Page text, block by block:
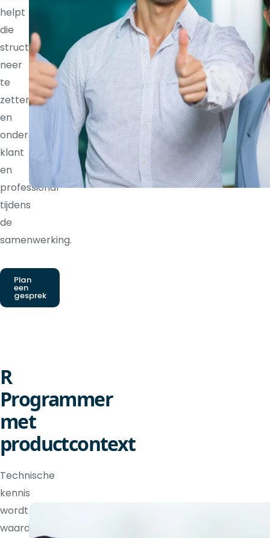
helpt
die
structuur
neer
te
zetten
en
ondersteunt
klant
en
professional
tijdens
de
samenwerking.
Plan
een
gesprek
R
Programmer
met
productcontext
Technische
kennis
wordt
waardevoller